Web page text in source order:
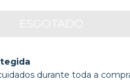
durante toda a